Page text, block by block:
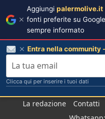
La redazione Contatti
Aggiungi palermolive.it
fonti preferite su
sempre informato
Entra nella community
Clicca qui per inserire i tuoi dati